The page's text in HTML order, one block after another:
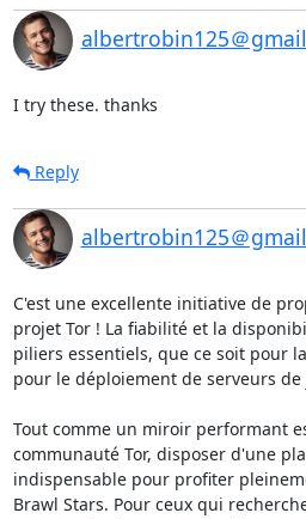
albertrobin125＠
I try these. thanks
Reply
albertrobin125＠
C'est une excellente initiative de
projet Tor ! La fiabilité et la
piliers essentiels, que ce soit pour
pour le déploiement de serveurs de
Tout comme un miroir performant
communauté Tor, disposer d'une
indispensable pour profiter
Brawl Stars. Pour ceux qui